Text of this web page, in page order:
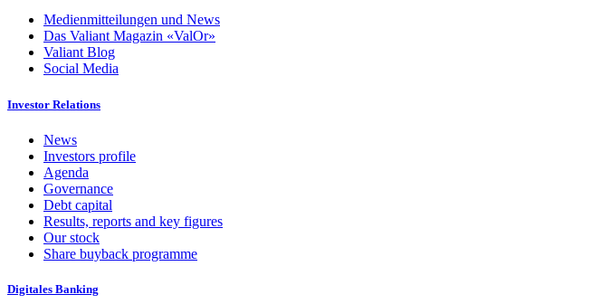
Medienmitteilungen und News
Das Valiant Magazin «ValOr»
Valiant Blog
Social Media
Investor Relations
News
Investors profile
Agenda
Governance
Debt capital
Results, reports and key figures
Our stock
Share buyback programme
Digitales Banking